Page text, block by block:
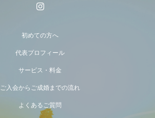
初めての方へ
代表プロフィール
サービス・料金
ご入会からご成婚までの流れ
よくあるご質問